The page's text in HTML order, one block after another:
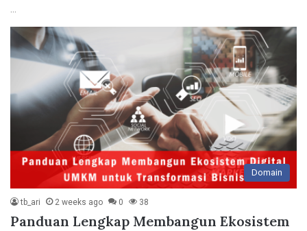
…
Domain
tb_ari 2 weeks ago 0 38
Panduan Lengkap Membangun Ekosistem